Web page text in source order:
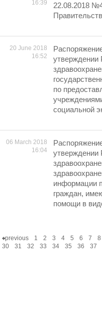
16:39
22.08.2018
20 June 2018
16:52
утверждении
по
социальной
06 March 2018
16:04
утверждении
информации
граждан,
помощи в
previous 1 2 3 4 5 6 7 8
30
31 32 33 34 35 36 37